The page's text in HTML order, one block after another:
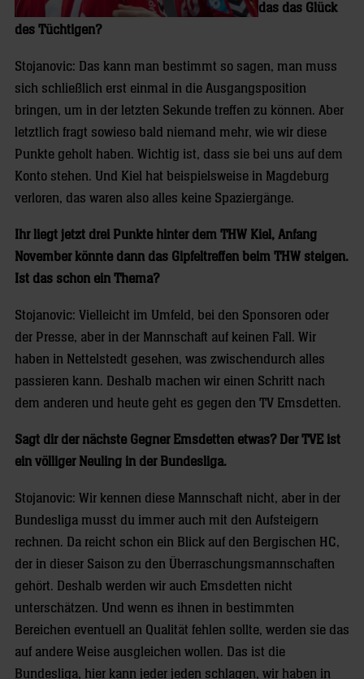
das das Glück
des Tüchtigen?
Stojanovic: Das kann man bestimmt so sagen, man muss
sich schließlich erst einmal in die Ausgangsposition
bringen, um in der letzten Sekunde treffen zu können. Aber
letztlich fragt sowieso bald niemand mehr, wie wir diese
Punkte geholt haben. Wichtig ist, dass sie bei uns auf dem
Konto stehen. Und Kiel hat beispielsweise in Magdeburg
verloren, das waren also alles keine Spaziergänge.
Ihr liegt jetzt drei Punkte hinter dem THW Kiel, Anfang
November könnte dann das Gipfeltreffen beim THW steigen.
Ist das schon ein Thema?
Stojanovic: Vielleicht im Umfeld, bei den Sponsoren oder
der Presse, aber in der Mannschaft auf keinen Fall. Wir
haben in Nettelstedt gesehen, was zwischendurch alles
passieren kann. Deshalb machen wir einen Schritt nach
dem anderen und heute geht es gegen den TV Emsdetten.
Sagt dir der nächste Gegner Emsdetten etwas? Der TVE ist
ein völliger Neuling in der Bundesliga.
Stojanovic: Wir kennen diese Mannschaft nicht, aber in der
Bundesliga musst du immer auch mit den Aufsteigern
rechnen. Da reicht schon ein Blick auf den Bergischen HC,
der in dieser Saison zu den Überraschungsmannschaften
gehört. Deshalb werden wir auch Emsdetten nicht
unterschätzen. Und wenn es ihnen in bestimmten
Bereichen eventuell an Qualität fehlen sollte, werden sie das
auf andere Weise ausgleichen wollen. Das ist die
Bundesliga, hier kann jeder jeden schlagen, wir haben in